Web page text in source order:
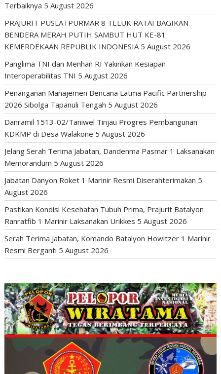
Terbaiknya 5 August 2026
PRAJURIT PUSLATPURMAR 8 TELUK RATAI BAGIKAN
BENDERA MERAH PUTIH SAMBUT HUT KE-81
KEMERDEKAAN REPUBLIK INDONESIA 5 August 2026
Panglima TNI dan Menhan RI Yakinkan Kesiapan
Interoperabilitas TNI 5 August 2026
Penanganan Manajemen Bencana Latma Pacific Partnership
2026 Sibolga Tapanuli Tengah 5 August 2026
Danramil 1513-02/Taniwel Tinjau Progres Pembangunan
KDKMP di Desa Walakone 5 August 2026
Jelang Serah Terima Jabatan, Dandenma Pasmar 1 Laksanakan
Memorandum 5 August 2026
Jabatan Danyon Roket 1 Marinir Resmi Diserahterimakan 5
August 2026
Pastikan Kondisi Kesehatan Tubuh Prima, Prajurit Batalyon
Ranratfib 1 Marinir Laksanakan Urikkes 5 August 2026
Serah Terima Jabatan, Komando Batalyon Howitzer 1 Marinir
Resmi Berganti 5 August 2026